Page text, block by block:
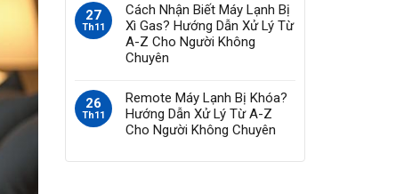
27
Th11
Cách Nhận Biết Máy Lạnh Bị
Xì Gas? Hướng Dẫn Xử Lý Từ
A-Z Cho Người Không
Chuyên
26
Th11
Remote Máy Lạnh Bị Khóa?
Hướng Dẫn Xử Lý Từ A-Z
Cho Người Không Chuyên